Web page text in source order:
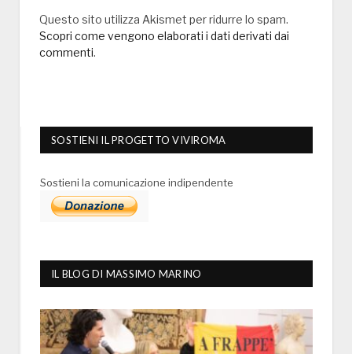
Questo sito utilizza Akismet per ridurre lo spam.
Scopri come vengono elaborati i dati derivati dai
commenti.
SOSTIENI IL PROGETTO VIVIROMA
Sostieni la comunicazione indipendente
IL BLOG DI MASSIMO MARINO